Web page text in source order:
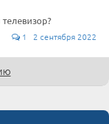
1 2 сентября 2022